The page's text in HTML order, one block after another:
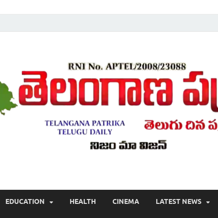
, తాజా వార్తలు , తెలుగు వార్తలు , బ్రేకింగ్ న్యూస్ తెలుగులో , తెలంగాణ లో తాజా
EDUCATION HEALTH CINEMA LATEST NEWS